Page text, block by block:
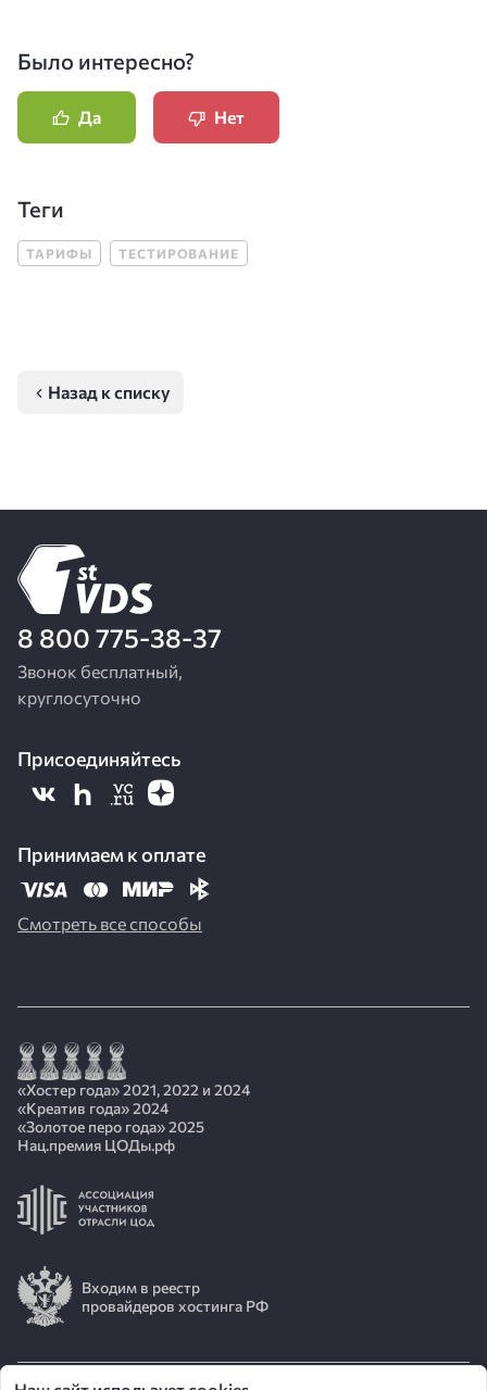
Было интересно?
Да Нет
Теги
ТАРИФЫ ТЕСТИРОВАНИЕ
Назад к списку
8 800 775-38-37
Звонок бесплатный,
круглосуточно
Присоединяйтесь
Принимаем к оплате
Смотреть все способы
«Хостер года» 2021, 2022 и 2024
«Креатив года» 2024
«Золотое перо года» 2025
Нац.премия ЦОДы.рф
Входим в реестр
провайдеров хостинга РФ